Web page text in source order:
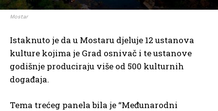
Mostar
Istaknuto je da u Mostaru djeluje 12 ustanova
kulture kojima je Grad osnivač i te ustanove
godišnje produciraju više od 500 kulturnih
događaja.
Tema trećeg panela bila je “Međunarodni